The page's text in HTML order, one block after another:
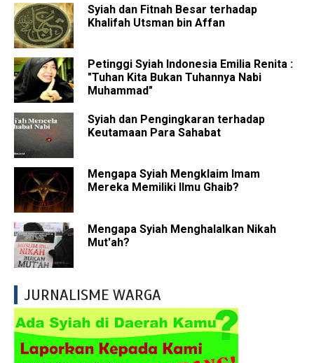
Syiah dan Fitnah Besar terhadap
Khalifah Utsman bin Affan
Petinggi Syiah Indonesia Emilia Renita :
"Tuhan Kita Bukan Tuhannya Nabi
Muhammad"
Syiah dan Pengingkaran terhadap
Keutamaan Para Sahabat
Mengapa Syiah Mengklaim Imam
Mereka Memiliki Ilmu Ghaib?
Mengapa Syiah Menghalalkan Nikah
Mut'ah?
JURNALISME WARGA